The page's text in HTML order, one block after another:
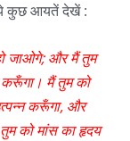
कुछ आयतें देखें :
जाओगे; और मैं तुम
करूँगा। मैं तुम को
करूँगा, और
को मांस का हृदय